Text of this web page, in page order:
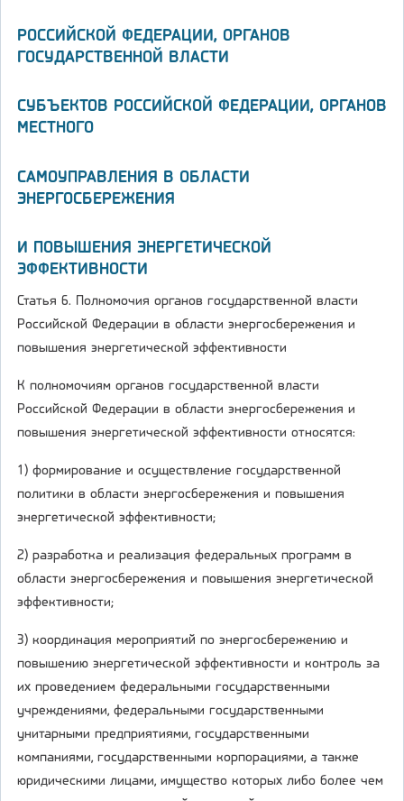
РОССИЙСКОЙ ФЕДЕРАЦИИ, ОРГАНОВ
ГОСУДАРСТВЕННОЙ ВЛАСТИ
СУБЪЕКТОВ РОССИЙСКОЙ ФЕДЕРАЦИИ, ОРГАНОВ
МЕСТНОГО
САМОУПРАВЛЕНИЯ В ОБЛАСТИ
ЭНЕРГОСБЕРЕЖЕНИЯ
И ПОВЫШЕНИЯ ЭНЕРГЕТИЧЕСКОЙ
ЭФФЕКТИВНОСТИ
Статья 6. Полномочия органов государственной власти
Российской Федерации в области энергосбережения и
повышения энергетической эффективности
К полномочиям органов государственной власти
Российской Федерации в области энергосбережения и
повышения энергетической эффективности относятся:
1) формирование и осуществление государственной
политики в области энергосбережения и повышения
энергетической эффективности;
2) разработка и реализация федеральных программ в
области энергосбережения и повышения энергетической
эффективности;
3) координация мероприятий по энергосбережению и
повышению энергетической эффективности и контроль за
их проведением федеральными государственными
учреждениями, федеральными государственными
унитарными предприятиями, государственными
компаниями, государственными корпорациями, а также
юридическими лицами, имущество которых либо более чем